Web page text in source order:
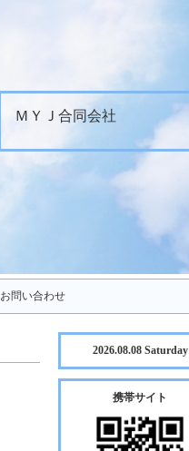
ＭＹＪ合同会社
お問い合わせ
2026.08.08 Saturday
携帯サイト